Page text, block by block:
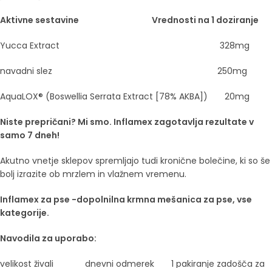
Aktivne sestavine Vrednosti na 1 doziranje
Yucca Extract 328mg
navadni slez 250mg
AquaLOX® (Boswellia Serrata Extract [78% AKBA]) 20mg
Niste prepričani? Mi smo. Inflamex zagotavlja rezultate v
samo 7 dneh!
Akutno vnetje sklepov spremljajo tudi kronične bolečine, ki so še
bolj izrazite ob mrzlem in vlažnem vremenu.
Inflamex za pse -dopolnilna krmna mešanica za pse, vse
kategorije.
Navodila za uporabo:
velikost živali dnevni odmerek 1 pakiranje zadošča za